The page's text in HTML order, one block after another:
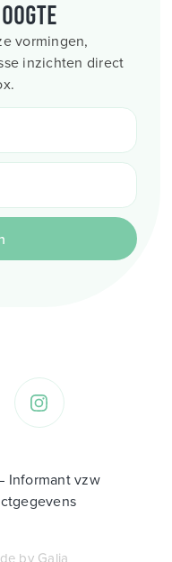
vormingen,
inzichten direct
Informant vzw
by Galia